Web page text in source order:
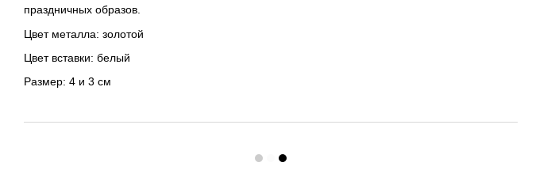
праздничных образов.
Цвет металла: золотой
Цвет вставки: белый
Размер: 4 и 3 см